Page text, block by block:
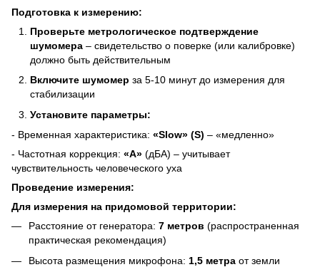
Подготовка к измерению:
Проверьте метрологическое подтверждение
шумомера – свидетельство о поверке (или калибровке)
должно быть действительным
Включите шумомер за 5-10 минут до измерения для
стабилизации
Установите параметры:
- Временная характеристика: «Slow» (S) – «медленно»
- Частотная коррекция: «А» (дБА) – учитывает
чувствительность человеческого уха
Проведение измерения:
Для измерения на придомовой территории:
Расстояние от генератора: 7 метров (распространенная
практическая рекомендация)
Высота размещения микрофона: 1,5 метра от земли